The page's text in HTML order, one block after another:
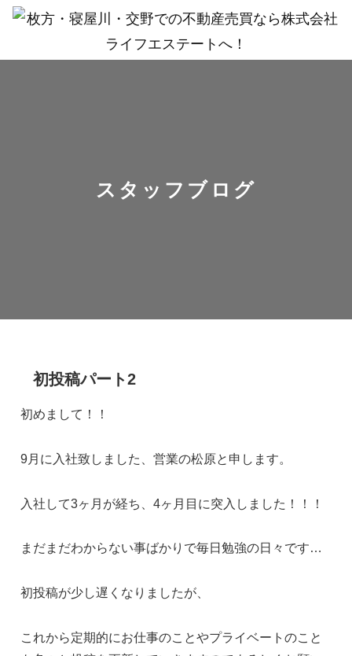
スタッフブログ
初投稿パート2
初めまして！！
9月に入社致しました、営業の松原と申します。
入社して3ヶ月が経ち、4ヶ月目に突入しました！！！
まだまだわからない事ばかりで毎日勉強の日々です…
初投稿が少し遅くなりましたが、
これから定期的にお仕事のことやプライベートのこと